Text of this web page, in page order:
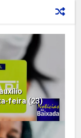
feira (23)